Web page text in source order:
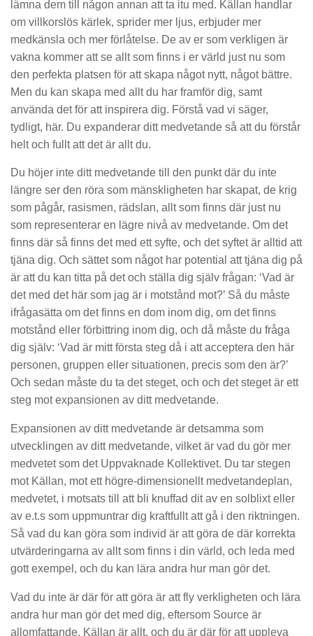
lämna dem till någon annan att ta itu med. Källan handlar
om villkorslös kärlek, sprider mer ljus, erbjuder mer
medkänsla och mer förlåtelse. De av er som verkligen är
vakna kommer att se allt som finns i er värld just nu som
den perfekta platsen för att skapa något nytt, något bättre.
Men du kan skapa med allt du har framför dig, samt
använda det för att inspirera dig. Förstå vad vi säger,
tydligt, här. Du expanderar ditt medvetande så att du förstår
helt och fullt att det är allt du.
Du höjer inte ditt medvetande till den punkt där du inte
längre ser den röra som mänskligheten har skapat, de krig
som pågår, rasismen, rädslan, allt som finns där just nu
som representerar en lägre nivå av medvetande. Om det
finns där så finns det med ett syfte, och det syftet är alltid att
tjäna dig. Och sättet som något har potential att tjäna dig på
är att du kan titta på det och ställa dig själv frågan: ‘Vad är
det med det här som jag är i motstånd mot?’ Så du måste
ifrågasätta om det finns en dom inom dig, om det finns
motstånd eller förbittring inom dig, och då måste du fråga
dig själv: ‘Vad är mitt första steg då i att acceptera den här
personen, gruppen eller situationen, precis som den är?’
Och sedan måste du ta det steget, och och det steget är ett
steg mot expansionen av ditt medvetande.
Expansionen av ditt medvetande är detsamma som
utvecklingen av ditt medvetande, vilket är vad du gör mer
medvetet som det Uppvaknade Kollektivet. Du tar stegen
mot Källan, mot ett högre-dimensionellt medvetandeplan,
medvetet, i motsats till att bli knuffad dit av en solblixt eller
av e.t.s som uppmuntrar dig kraftfullt att gå i den riktningen.
Så vad du kan göra som individ är att göra de där korrekta
utvärderingarna av allt som finns i din värld, och leda med
gott exempel, och du kan lära andra hur man gör det.
Vad du inte är där för att göra är att fly verkligheten och lära
andra hur man gör det med dig, eftersom Source är
allomfattande. Källan är allt, och du är där för att uppleva